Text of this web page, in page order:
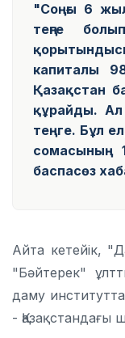
"Соңғы 6
теңге
капиталы
Қазақстан
құрайды.
теңге. Бұл
сомасының
баспасөз
Айта кетейік,
"Бәйтерек"
даму
- Қазақстандағы